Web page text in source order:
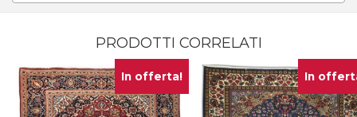
PRODOTTI CORRELATI
In offerta! In